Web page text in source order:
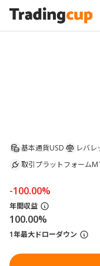
基本通貨USD レバレ
取引プラットフォーム
-100.00%
年間収益
100.00%
1年最大ドローダウン